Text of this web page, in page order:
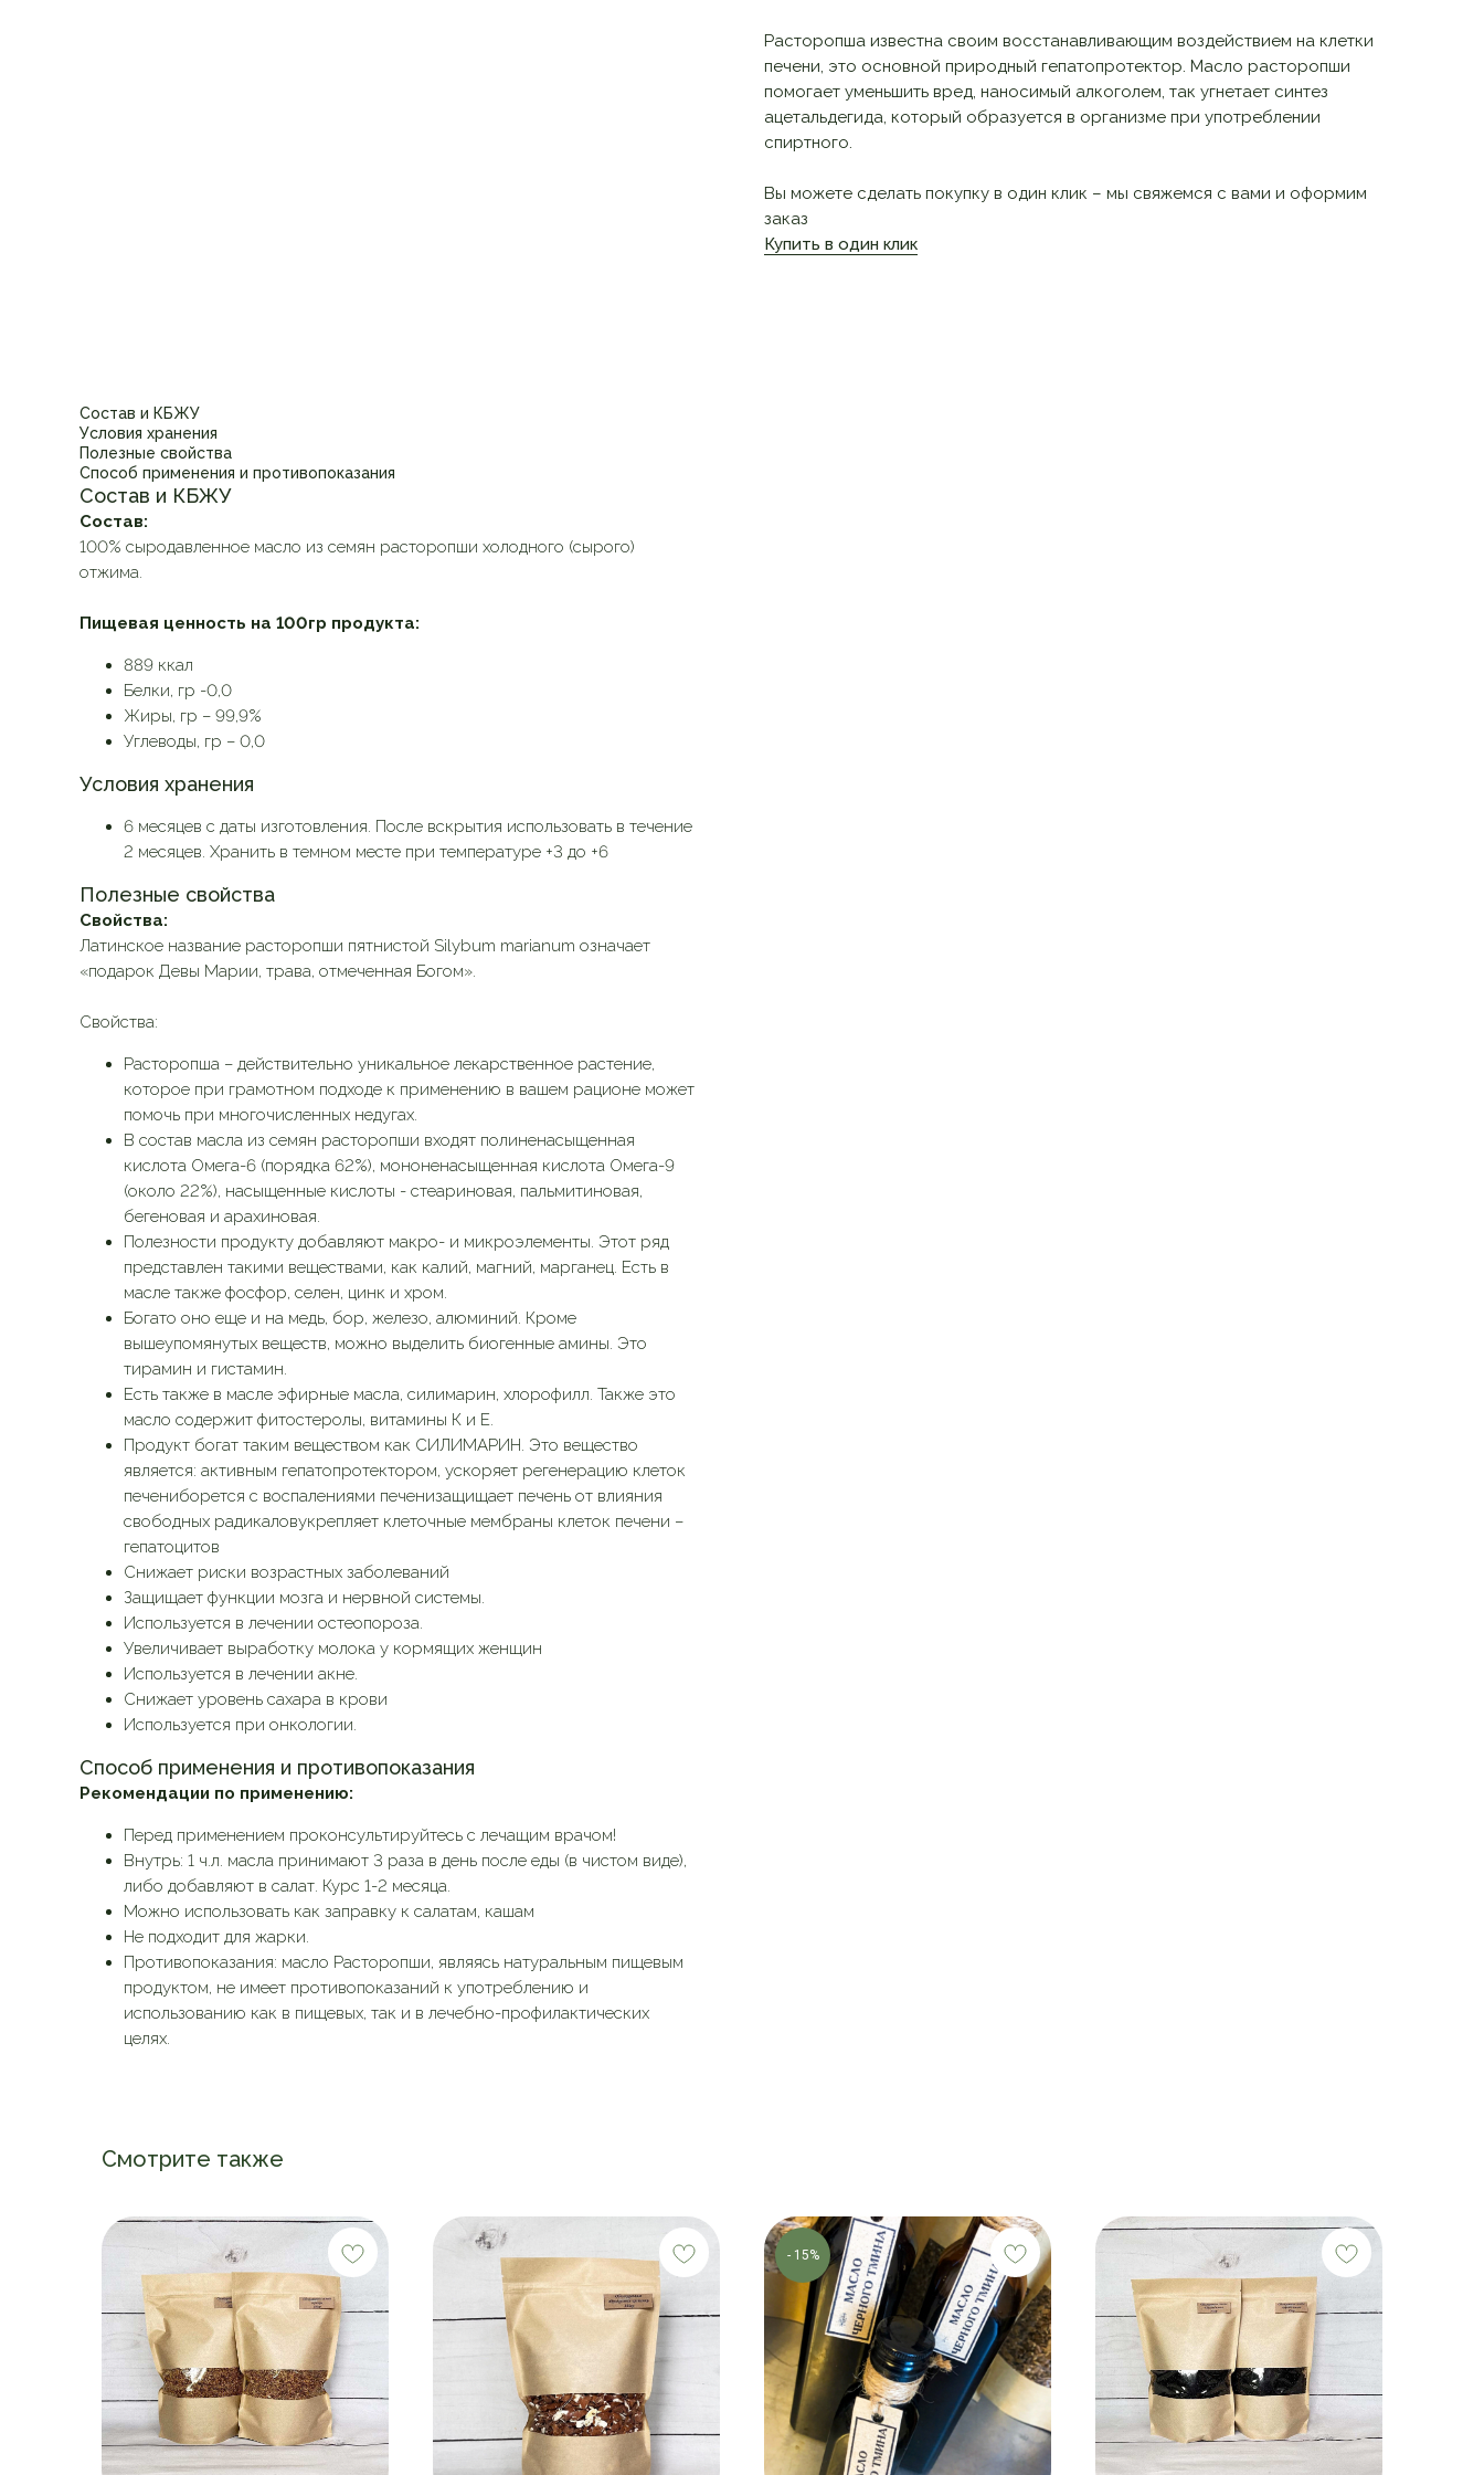
Расторопша известна своим восстанавливающим воздействием на клетки
печени, это основной природный гепатопротектор. Масло расторопши
помогает уменьшить вред, наносимый алкоголем, так угнетает синтез
ацетальдегида, который образуется в организме при употреблении
спиртного.
Вы можете сделать покупку в один клик – мы свяжемся с вами и оформим
заказ
Купить в один клик
Состав и КБЖУ
Условия хранения
Полезные свойства
Способ применения и противопоказания
Состав и КБЖУ
Состав:
100% сыродавленное масло из семян расторопши холодного (сырого)
отжима.
Пищевая ценность на 100гр продукта:
889 ккал
Белки, гр -0,0
Жиры, гр – 99,9%
Углеводы, гр – 0,0
Условия хранения
6 месяцев с даты изготовления. После вскрытия использовать в течение
2 месяцев. Хранить в темном месте при температуре +3 до +6
Полезные свойства
Свойства:
Латинское название расторопши пятнистой Silybum marianum означает
«подарок Девы Марии, трава, отмеченная Богом».
Свойства:
Расторопша – действительно уникальное лекарственное растение,
которое при грамотном подходе к применению в вашем рационе может
помочь при многочисленных недугах.
В состав масла из семян расторопши входят полиненасыщенная
кислота Омега-6 (порядка 62%), мононенасыщенная кислота Омега-9
(около 22%), насыщенные кислоты - стеариновая, пальмитиновая,
бегеновая и арахиновая.
Полезности продукту добавляют макро- и микроэлементы. Этот ряд
представлен такими веществами, как калий, магний, марганец. Есть в
масле также фосфор, селен, цинк и хром.
Богато оно еще и на медь, бор, железо, алюминий. Кроме
вышеупомянутых веществ, можно выделить биогенные амины. Это
тирамин и гистамин.
Есть также в масле эфирные масла, силимарин, хлорофилл. Также это
масло содержит фитостеролы, витамины К и Е.
Продукт богат таким веществом как СИЛИМАРИН. Это вещество
является: активным гепатопротектором, ускоряет регенерацию клеток
печениборется с воспалениями печенизащищает печень от влияния
свободных радикаловукрепляет клеточные мембраны клеток печени –
гепатоцитов
Снижает риски возрастных заболеваний
Защищает функции мозга и нервной системы.
Используется в лечении остеопороза.
Увеличивает выработку молока у кормящих женщин
Используется в лечении акне.
Снижает уровень сахара в крови
Используется при онкологии.
Способ применения и противопоказания
Рекомендации по применению:
Перед применением проконсультируйтесь с лечащим врачом!
Внутрь: 1 ч.л. масла принимают 3 раза в день после еды (в чистом виде),
либо добавляют в салат. Курс 1-2 месяца.
Можно использовать как заправку к салатам, кашам
Не подходит для жарки.
Противопоказания: масло Расторопши, являясь натуральным пищевым
продуктом, не имеет противопоказаний к употреблению и
использованию как в пищевых, так и в лечебно-профилактических
целях.
Смотрите также
- 15%